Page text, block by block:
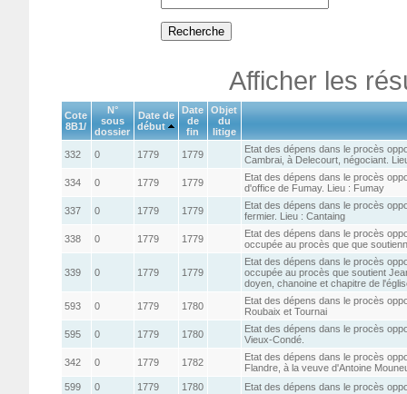
Afficher les
Cote
8B1/
N°
sous
dossier
Date de
début
Date
de
fin
Objet
du
litige
332 0 1779 1779
Etat des dépens dans le procès
Cambrai, à Delecourt, négociant.
334 0 1779 1779
Etat des dépens dans le procès
d'office de Fumay. Lieu : Fumay
337 0 1779 1779
Etat des dépens dans le procès
fermier. Lieu : Cantaing
338 0 1779 1779
Etat des dépens dans le procès
occupée au procès que que
339 0 1779 1779
Etat des dépens dans le procès
occupée au procès que soutient
doyen, chanoine et chapitre de
593 0 1779 1780
Etat des dépens dans le procès
Roubaix et Tournai
595 0 1779 1780
Etat des dépens dans le procès
Vieux-Condé.
342 0 1779 1782
Etat des dépens dans le procès
Flandre, à la veuve d'Antoine
599
0 1779 1780 Etat des dépens dans le procès